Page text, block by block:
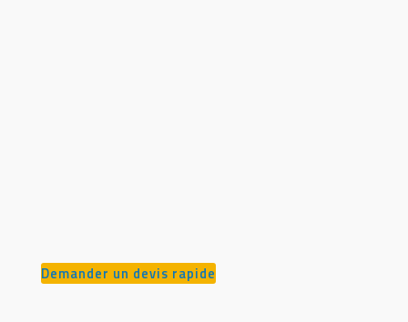
Demander un devis rapide